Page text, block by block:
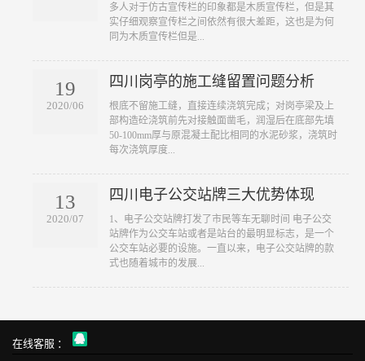
多人对于仿古宣传栏的印象都是木质宣传栏，但是其
实仔细观察宣传栏之间依然有很大差距，这也是为何
同为木质宣传栏但是...
19
2020/06
四川岗亭的施工缝留置问题分析
根底不留施工缝，直接连续浇筑完成；对岗亭梁及上
部构造砼浇筑前先对接触面凿毛，润湿后在底部先填
50-100mm厚与原混凝土配比相同的水泥砂浆，浇筑时
每次浇筑厚度...
13
2020/07
四川电子公交站牌三大优势体现
1、电子公交站牌打发了市民等车无聊时间 电子公交
站牌作为公交车站或者是站台的最明显标志，是一个
公交车站必要的设施。一直以来，电子公交站牌的款
式也随着城市的发展...
在线客服 ：